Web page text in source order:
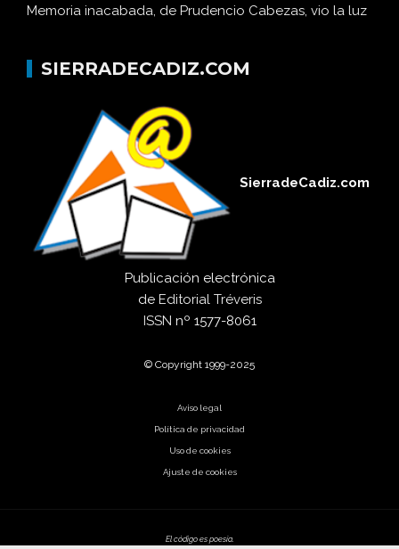
Memoria inacabada, de Prudencio Cabezas, vio la luz
SIERRADECADIZ.COM
SierradeCadiz.com
Publicación electrónica
de Editorial Tréveris
ISSN nº 1577-8061
© Copyright 1999-2025
Aviso legal
Política de privacidad
Uso de cookies
Ajuste de cookies
El código es poesía.